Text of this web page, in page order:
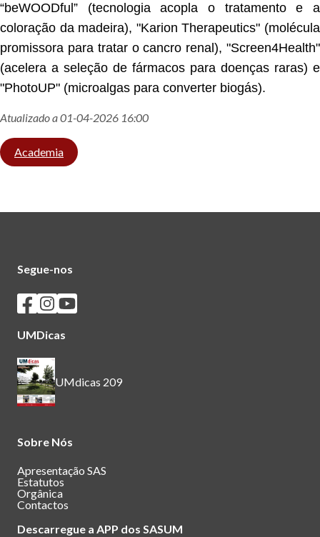
“beWOODful” (tecnologia acopla o tratamento e a
coloração da madeira), "Karion Therapeutics" (molécula
promissora para tratar o cancro renal), "Screen4Health"
(acelera a seleção de fármacos para doenças raras) e
"PhotoUP" (microalgas para converter biogás).
Atualizado a 01-04-2026 16:00
Academia
Segue-nos
Seguir os SASUM no Facebook
Seguir os SASUM no Instagram
Seguir os SASUM no Youtube
UMDicas
UMdicas 209
Sobre Nós
Apresentação SAS
Estatutos
Orgânica
Contactos
Descarregue a APP dos SASUM